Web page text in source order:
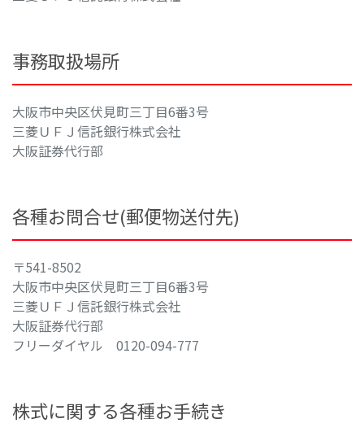
事務取扱場所
大阪市中央区伏見町三丁目6番3号
三菱ＵＦＪ信託銀行株式会社
大阪証券代行部
各種お問合せ(郵便物送付先)
〒541-8502
大阪市中央区伏見町三丁目6番3号
三菱ＵＦＪ信託銀行株式会社
大阪証券代行部
フリーダイヤル 0120-094-777
株式に関する各種お手続き